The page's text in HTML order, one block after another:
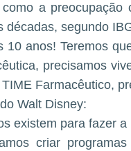
como a
décadas, segundo
10 anos! Teremos
precisamos
Farmacêutico,
Walt Disney:
existem para fazer
criar